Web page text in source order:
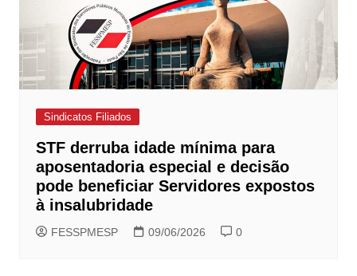
Sindicatos Filiados
STF derruba idade mínima para
aposentadoria especial e decisão
pode beneficiar Servidores expostos
à insalubridade
FESSPMESP 09/06/2026 0